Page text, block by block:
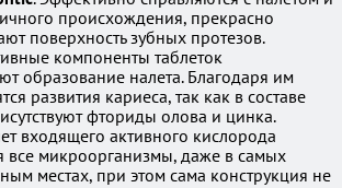
происхождения, прекрасно
поверхность зубных протезов.
компоненты таблеток
образование налета. Благодаря им
развития кариеса, так как в составе
фториды олова и цинка.
входящего активного кислорода
все микроорганизмы, даже в самых
местах, при этом сама конструкция не